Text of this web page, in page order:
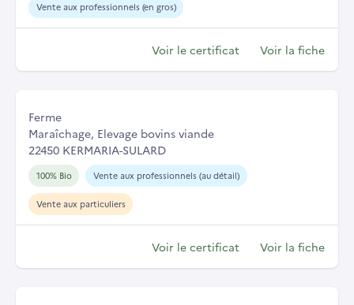
Vente aux professionnels (en gros)
Voir le certificat Voir la fiche
Ferme
Maraîchage, Elevage bovins viande
22450 KERMARIA-SULARD
100% Bio Vente aux professionnels (au détail)
Vente aux particuliers
Voir le certificat Voir la fiche